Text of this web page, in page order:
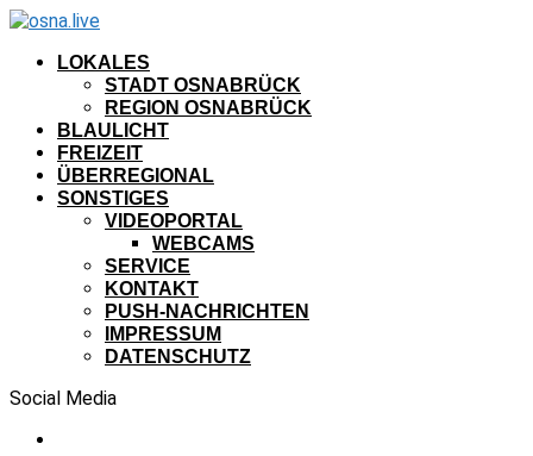
LOKALES
STADT OSNABRÜCK
REGION OSNABRÜCK
BLAULICHT
FREIZEIT
ÜBERREGIONAL
SONSTIGES
VIDEOPORTAL
WEBCAMS
SERVICE
KONTAKT
PUSH-NACHRICHTEN
IMPRESSUM
DATENSCHUTZ
Social Media